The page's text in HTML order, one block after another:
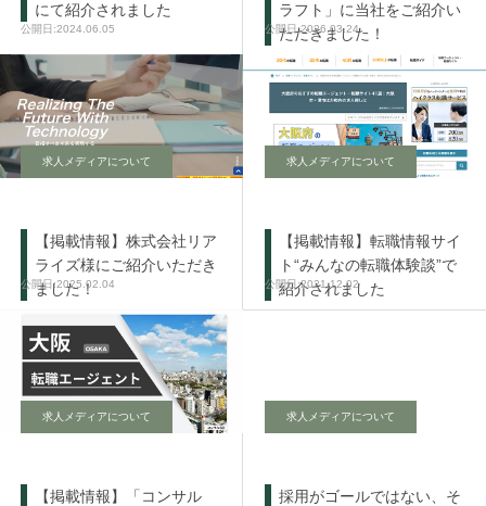
にて紹介されました
2024.06.05
ラフト」に当社をご紹介い
ただきました！
2026.03.24
求人メディアについて
【掲載情報】株式会社リア
ライズ様にご紹介いただき
ました！
2025.02.04
求人メディアについて
【掲載情報】転職情報サイ
ト“みんなの転職体験談”で
紹介されました
2021.12.02
求人メディアについて
【掲載情報】「コンサル
求人メディアについて
採用がゴールではない、そ